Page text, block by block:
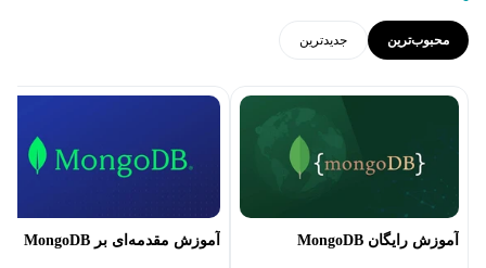
محبوب‌ترین جدید‌ترین
آموزش رایگان MongoDB آموزش مقدمه‌ای بر MongoDB